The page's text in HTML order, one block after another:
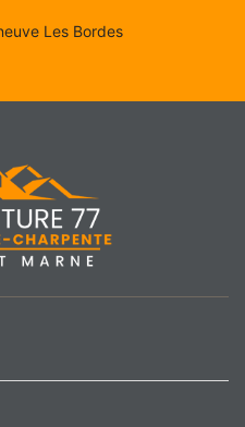
Les Bordes